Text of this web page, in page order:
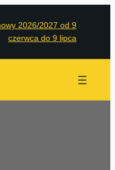
2026/2027 od 9
czerwca do 9 lipca